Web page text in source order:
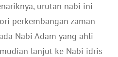
urutan nabi ini
perkembangan zaman
Nabi Adam yang ahli
lanjut ke Nabi idris